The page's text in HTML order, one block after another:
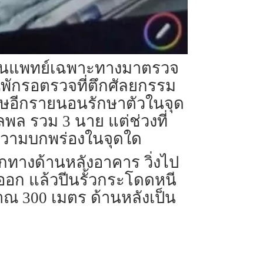
แพทย์เฉพาะทางมาตรวจ
กรอตรวจที่ตึกศัลยกรรม
อีกรายนอนรักษาตัวในจุด
พล รวม 3 นาย แต่ช่วงที่
ามบกพร่องในจุดใด
างด้านหลังอาคาร วิ่งไป
อก แล้วปีนรั้วกระโดดหนี
300 เมตร ด้านหลังเป็น